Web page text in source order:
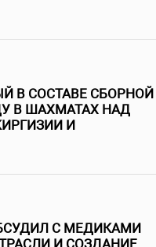
В СОСТАВЕ СБОРНОЙ
В ШАХМАТАХ НАД
И
С МЕДИКАМИ